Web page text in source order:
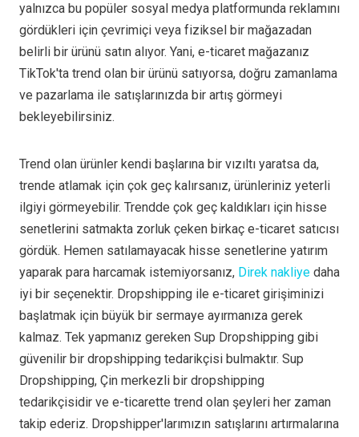
yalnızca bu popüler sosyal medya platformunda reklamını
gördükleri için çevrimiçi veya fiziksel bir mağazadan
belirli bir ürünü satın alıyor. Yani, e-ticaret mağazanız
TikTok'ta trend olan bir ürünü satıyorsa, doğru zamanlama
ve pazarlama ile satışlarınızda bir artış görmeyi
bekleyebilirsiniz.
Trend olan ürünler kendi başlarına bir vızıltı yaratsa da,
trende atlamak için çok geç kalırsanız, ürünleriniz yeterli
ilgiyi görmeyebilir. Trendde çok geç kaldıkları için hisse
senetlerini satmakta zorluk çeken birkaç e-ticaret satıcısı
gördük. Hemen satılamayacak hisse senetlerine yatırım
yaparak para harcamak istemiyorsanız, Direk nakliye daha
iyi bir seçenektir. Dropshipping ile e-ticaret girişiminizi
başlatmak için büyük bir sermaye ayırmanıza gerek
kalmaz. Tek yapmanız gereken Sup Dropshipping gibi
güvenilir bir dropshipping tedarikçisi bulmaktır. Sup
Dropshipping, Çin merkezli bir dropshipping
tedarikçisidir ve e-ticarette trend olan şeyleri her zaman
takip ederiz. Dropshipper'larımızın satışlarını artırmalarına